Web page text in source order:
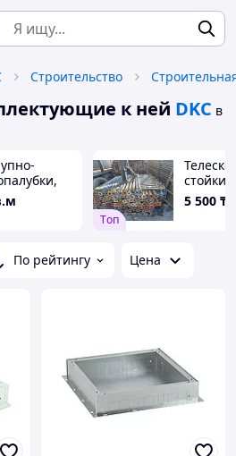
Строительство
к ней DKC в
м
Tоп
стойки
3.7
5 500 ₸
По рейтингу Цена